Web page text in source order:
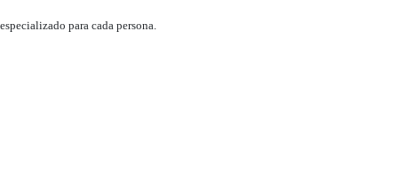
especializado para cada persona.